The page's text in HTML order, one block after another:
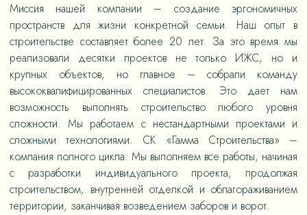
Миссия нашей компании – создание эргономичных
пространств для жизни конкретной семьи. Наш опыт в
строительстве составляет более 20 лет. За это время мы
реализовали десятки проектов не только ИЖС, но и
крупных объектов, но главное – собрали команду
высококвалифицированных специалистов. Это дает нам
возможность выполнять строительство любого уровня
сложности. Мы работаем с нестандартными проектами и
сложными технологиями. СК «Гамма Строительства» –
компания полного цикла. Мы выполняем все работы, начиная
с разработки индивидуального проекта, продолжая
строительством, внутренней отделкой и облагораживанием
территории, заканчивая возведением заборов и ворот.